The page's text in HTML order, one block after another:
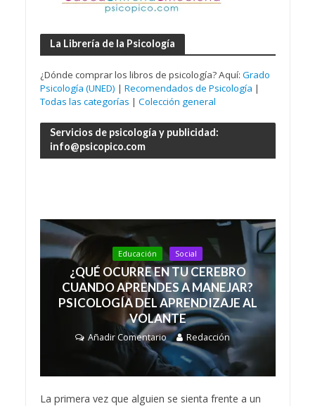
La Librería de la Psicología
¿Dónde comprar los libros de psicología? Aquí: Grado
Psicología (UNED) | Recomendados de Psicología |
Todas las categorías | Colección general
Servicios de psicología y publicidad:
info@psicopico.com
Educación Social
¿QUÉ OCURRE EN TU CEREBRO
CUANDO APRENDES A MANEJAR?
PSICOLOGÍA DEL APRENDIZAJE AL
VOLANTE
Añadir Comentario Redacción
La primera vez que alguien se sienta frente a un